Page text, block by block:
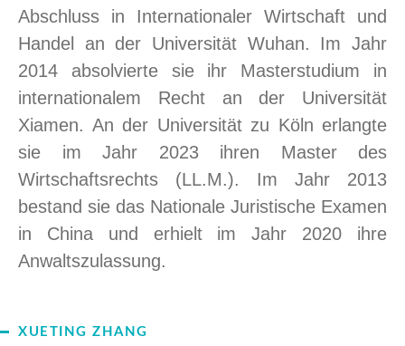
Abschluss in Internationaler Wirtschaft und
Handel an der Universität Wuhan. Im Jahr
2014 absolvierte sie ihr Masterstudium in
internationalem Recht an der Universität
Xiamen. An der Universität zu Köln erlangte
sie im Jahr 2023 ihren Master des
Wirtschaftsrechts (LL.M.). Im Jahr 2013
bestand sie das Nationale Juristische Examen
in China und erhielt im Jahr 2020 ihre
Anwaltszulassung.
XUETING ZHANG